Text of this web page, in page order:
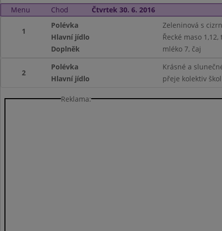
Menu
Chod Čtvrtek 30. 6. 2016
1
Polévka
Zeleninová s
Hlavní jídlo
Řecké maso
Doplněk
mléko 7, čaj
2
Polévka
Krásné a
Hlavní jídlo
přeje kolektiv
Reklama: